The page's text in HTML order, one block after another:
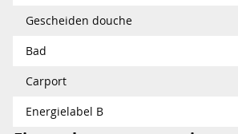
Gescheiden douche
Bad
Carport
Energielabel B